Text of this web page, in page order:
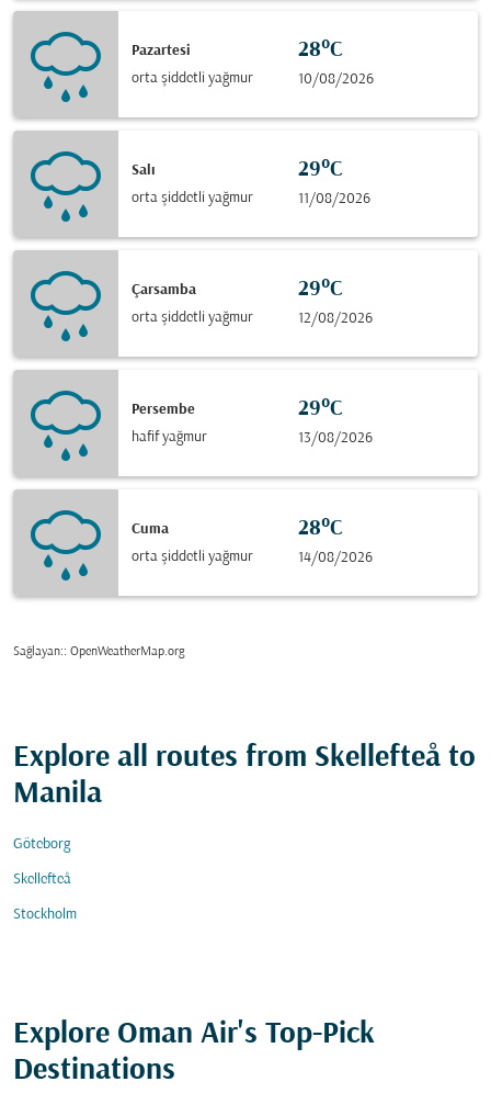
Pazartesi
orta şiddetli yağmur
28°C
10/08/2026
Salı
orta şiddetli yağmur
29°C
11/08/2026
Çarsamba
orta şiddetli yağmur
29°C
12/08/2026
Persembe
hafif yağmur
29°C
13/08/2026
Cuma
orta şiddetli yağmur
28°C
14/08/2026
Sağlayan:: OpenWeatherMap.org
Explore all routes from Skellefteå to
Manila
Göteborg
Skellefteå
Stockholm
Explore Oman Air's Top-Pick
Destinations